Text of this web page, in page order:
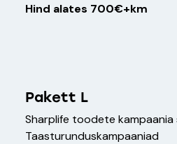
Hind alates 700€+km
Pakett L
Sharplife toodete kampaania
Taasturunduskampaaniad